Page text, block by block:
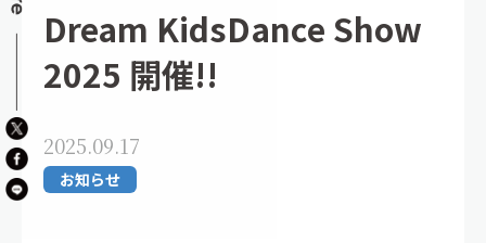
Dream KidsDance Show
2025 開催!!
2025.09.17
お知らせ